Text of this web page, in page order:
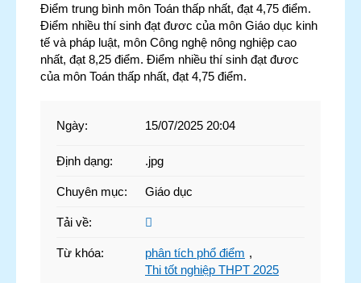
Điểm trung bình môn Toán thấp nhất, đạt 4,75 điểm.
Điểm nhiều thí sinh đạt đươc của môn Giáo dục kinh
tế và pháp luật, môn Công nghệ nông nghiệp cao
nhất, đạt 8,25 điểm. Điểm nhiều thí sinh đạt đươc
của môn Toán thấp nhất, đạt 4,75 điểm.
Ngày: 15/07/2025 20:04
Định dạng: .jpg
Chuyên mục: Giáo dục
Tải về:
Từ khóa: phân tích phổ điểm ,
Thi tốt nghiệp THPT 2025